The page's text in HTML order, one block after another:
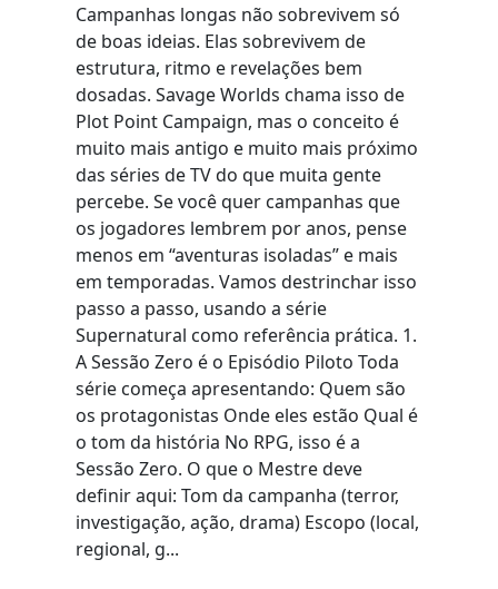
Campanhas longas não sobrevivem só
de boas ideias. Elas sobrevivem de
estrutura, ritmo e revelações bem
dosadas. Savage Worlds chama isso de
Plot Point Campaign, mas o conceito é
muito mais antigo e muito mais próximo
das séries de TV do que muita gente
percebe. Se você quer campanhas que
os jogadores lembrem por anos, pense
menos em “aventuras isoladas” e mais
em temporadas. Vamos destrinchar isso
passo a passo, usando a série
Supernatural como referência prática. 1.
A Sessão Zero é o Episódio Piloto Toda
série começa apresentando: Quem são
os protagonistas Onde eles estão Qual é
o tom da história No RPG, isso é a
Sessão Zero. O que o Mestre deve
definir aqui: Tom da campanha (terror,
investigação, ação, drama) Escopo (local,
regional, g...